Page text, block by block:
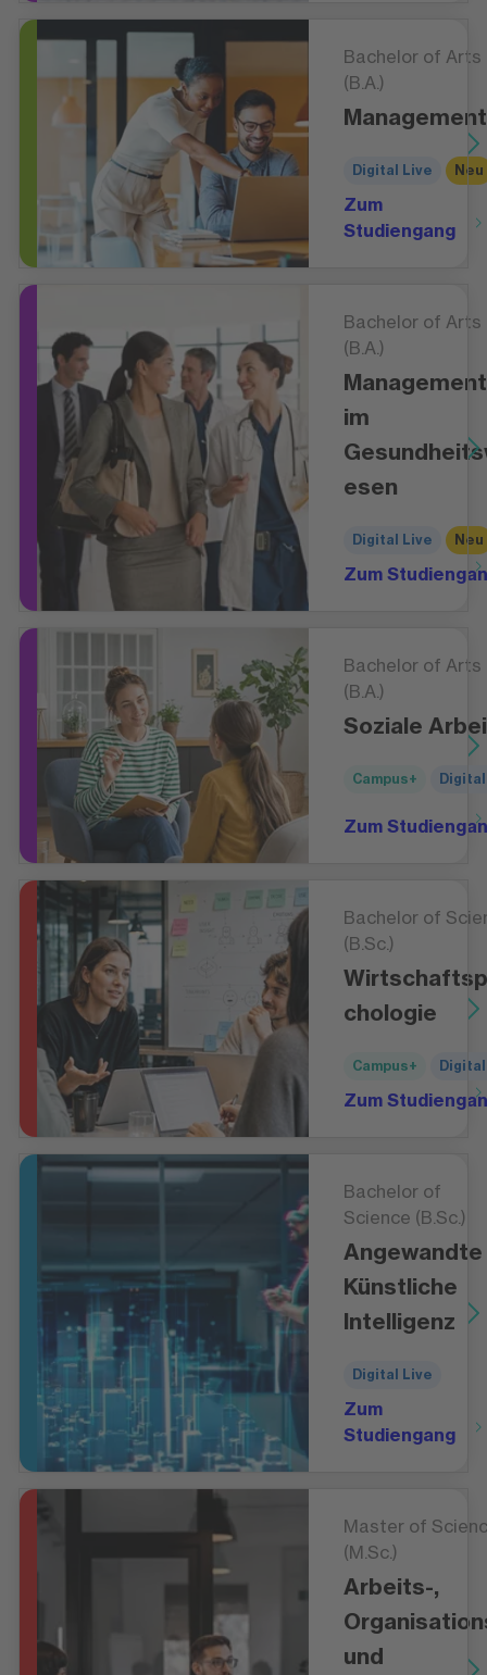
Bachelor of Arts
(B.A.)
Management
Digital Live Neu
Zum
Studiengang
Bachelor of Arts
(B.A.)
Management
im
esen
Digital Live Neu
Zum
Bachelor of Arts
(B.A.)
Soziale
Campus+
Zum
Bachelor of
(B.Sc.)
chologie
Campus+
Zum
Bachelor of
Science (B.Sc.)
Angewandte
Künstliche
Intelligenz
Digital Live
Zum
Studiengang
Master of
(M.Sc.)
Arbeits-,
und